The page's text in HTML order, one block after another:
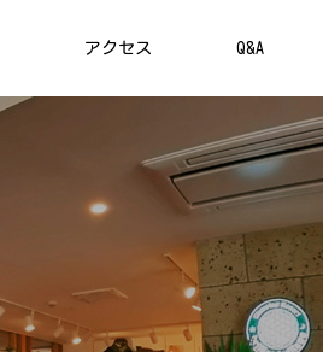
アクセス Q&A
お食事
管理棟
貸切お風呂とシャワー室